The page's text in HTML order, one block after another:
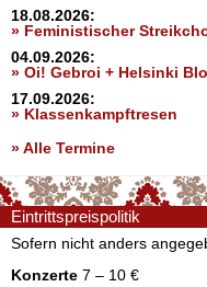
18.08.2026:
» Feministischer
04.09.2026:
» Oi! Gebroi + Helsinki
17.09.2026:
» Klassenkampftresen
» Alle Termine
Eintrittspreispolitik
Sofern nicht anders
Konzerte 7 – 10 €